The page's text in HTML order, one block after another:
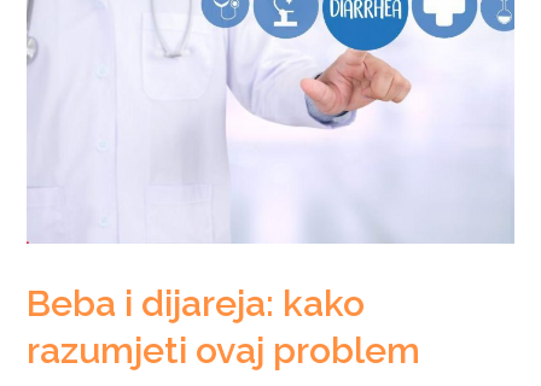
Beba i dijareja: kako
razumjeti ovaj problem